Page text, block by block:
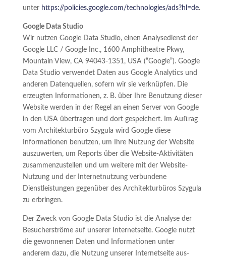
unter https://policies.google.com/technologies/ads?hl=de.
Google Data Studio
Wir nutzen Google Data Studio, einen Analysedienst der
Google LLC / Google Inc., 1600 Amphitheatre Pkwy,
Mountain View, CA 94043-1351, USA (“Google”). Google
Data Studio verwendet Daten aus Google Analytics und
anderen Datenquellen, sofern wir sie verknüpfen. Die
erzeugten Informationen, z. B. über Ihre Benutzung dieser
Website werden in der Regel an einen Server von Google
in den USA übertragen und dort gespeichert. Im Auftrag
vom Architekturbüro Szygula wird Google diese
Informationen benutzen, um Ihre Nutzung der Website
auszuwerten, um Reports über die Website-Aktivitäten
zusammenzustellen und um weitere mit der Website-
Nutzung und der Internetnutzung verbundene
Dienstleistungen gegenüber des Architekturbüros Szygula
zu erbringen.
Der Zweck von Google Data Studio ist die Analyse der
Besucherströme auf unserer Internetseite. Google nutzt
die gewonnenen Daten und Informationen unter
anderem dazu, die Nutzung unserer Internetseite aus-